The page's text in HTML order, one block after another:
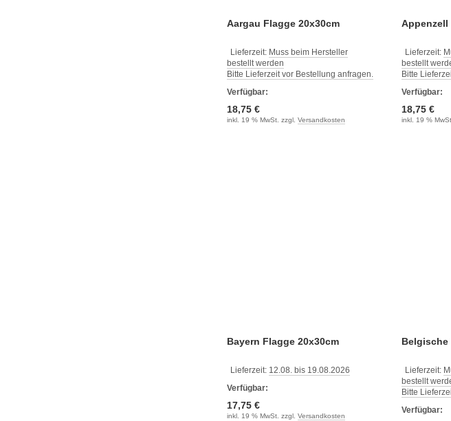
Aargau Flagge 20x30cm
Lieferzeit: Muss beim Hersteller
bestellt werden
Bitte Lieferzeit vor Bestellung anfragen.
Verfügbar:
18,75 €
inkl. 19 % MwSt. zzgl. Versandkosten
Appenzell
Lieferzeit:
bestellt
Bitte
Verfügbar:
18,75 €
inkl. 19 %
Bayern Flagge 20x30cm
Lieferzeit: 12.08. bis 19.08.2026
Verfügbar:
17,75 €
inkl. 19 % MwSt. zzgl. Versandkosten
Belgische
Lieferzeit:
bestellt
Bitte
Verfügbar: